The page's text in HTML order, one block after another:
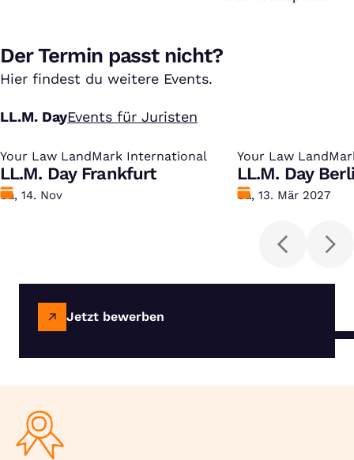
Der Termin passt nicht?
Hier findest du weitere Events.
LL.M. DayEvents für Juristen
Your Law LandMark International
:
LL.M. Day Frankfurt
Datum
Sa, 14. Nov
Your Law
:
LL.M. Day
Datum
Sa, 13. Mär 2027
Jetzt bewerben